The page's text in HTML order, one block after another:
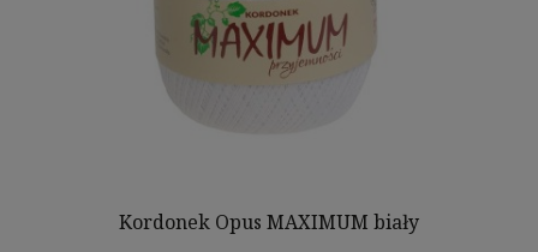
Kordonek Opus MAXIMUM biały